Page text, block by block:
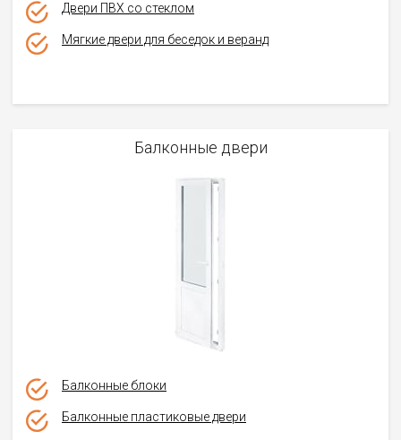
Двери ПВХ со стеклом
Мягкие двери для беседок и веранд
Балконные двери
Балконные блоки
Балконные пластиковые двери